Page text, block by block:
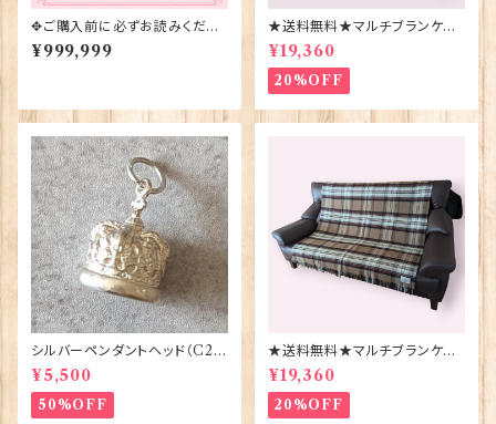
✥ご購入前に必ずお読みくださ
い✥
¥999,999
★送料無料★マルチブランケット
【DRESS STEWART】Bronte
by Moon 00185-B
¥19,360
20%OFF
シルバーペンダントヘッド（C29
1）王冠 ORTAK 70165
¥5,500
50%OFF
★送料無料★マルチブランケット
【CAMEL STEWART】Bront
e by Moon 00185-A
¥19,360
20%OFF